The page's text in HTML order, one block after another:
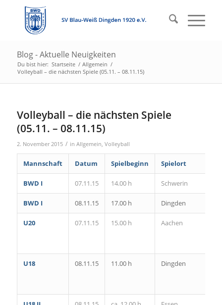
Blog - Aktuelle Neuigkeiten
Du bist hier: Startseite / Allgemein /
Volleyball – die nächsten Spiele (05.11. – 08.11.15)
Volleyball – die nächsten Spiele
(05.11. – 08.11.15)
2. November 2015 / in Allgemein, Volleyball
Mannschaft Datum Spielbeginn Spielort
BWD I 07.11.15 14.00 h Schwerin
BWD I 08.11.15 17.00 h Dingden
U20 07.11.15 15.00 h Aachen
U18 08.11.15 11.00 h Dingden